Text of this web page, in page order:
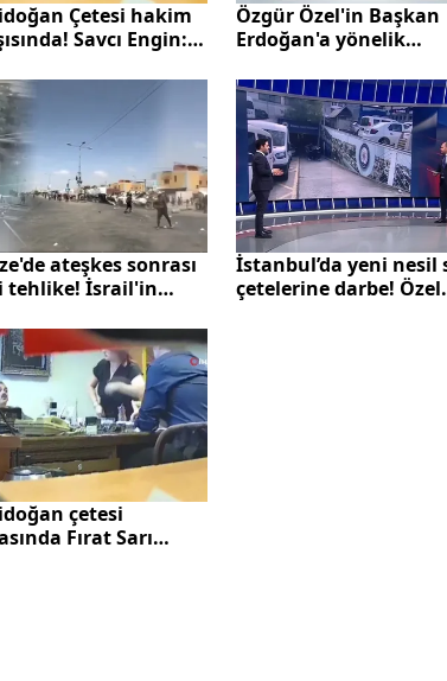
Çetesi hakim
Savcı Engin:
kurmaz
Özgür Özel'in Başkan
Erdoğan'a yönelik
yanıt: Yassıada çetesi
kurmak istediğini ilan
etti
ateşkes sonrası
tehlike! İsrail'in
gizlemeye
İstanbul’da yeni nesil
çetelerine darbe! Özel
çetesi
Fırat Sarı